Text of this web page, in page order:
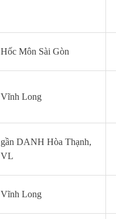
Hốc Môn Sài Gòn
Vĩnh Long
gần DANH Hòa Thạnh,
VL
Vĩnh Long